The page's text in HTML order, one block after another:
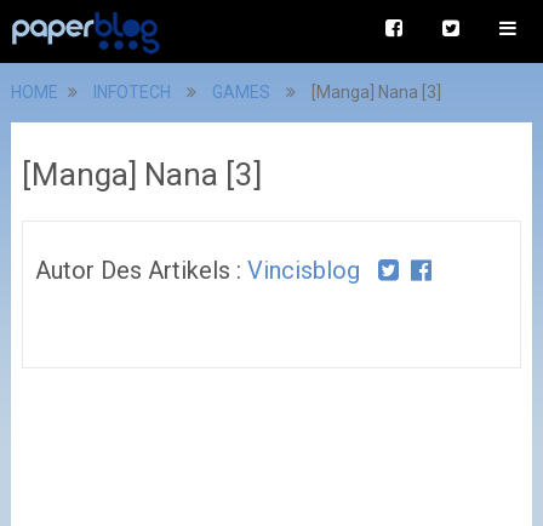
HOME INFOTECH GAMES [Manga] Nana [3]
[Manga] Nana [3]
Autor Des Artikels : Vincisblog